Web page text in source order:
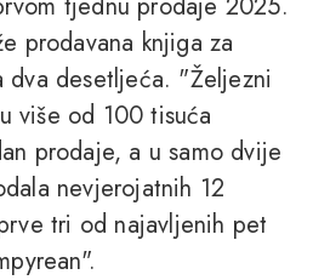
prodavana knjiga za
dva desetljeća. "Željezni
više od 100 tisuća
prodaje, a u samo dvije
nevjerojatnih 12
tri od najavljenih pet